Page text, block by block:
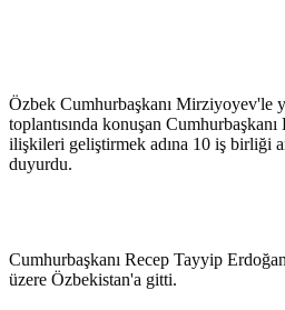
Özbek Cumhurbaşkanı Mirziyoyev'le
toplantısında konuşan
ilişkileri geliştirmek adına 10 iş birliği
duyurdu.
Cumhurbaşkanı Recep Tayyip
üzere Özbekistan'a gitti.